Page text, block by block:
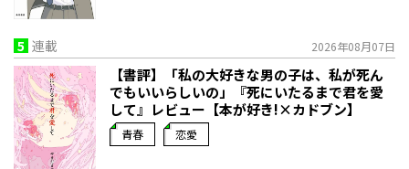
5 連載 2026年08月07日
【書評】「私の大好きな男の子は、私が死ん
でもいいらしいの」――『死にいたるまで君を愛
して』レビュー【本が好き!×カドブン】
青春 恋愛